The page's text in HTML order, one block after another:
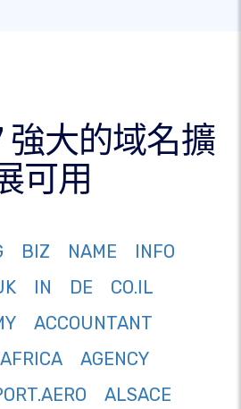
強大的域名擴
可用
BIZ NAME
INFO
IN DE
CO.IL
ACCOUNTANT
AFRICA
AGENCY
ALSACE